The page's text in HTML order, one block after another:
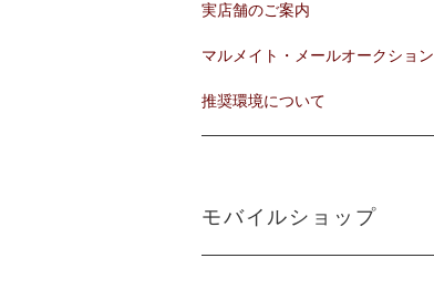
実店舗のご案内
マルメイト・メールオークション
推奨環境について
モバイルショップ